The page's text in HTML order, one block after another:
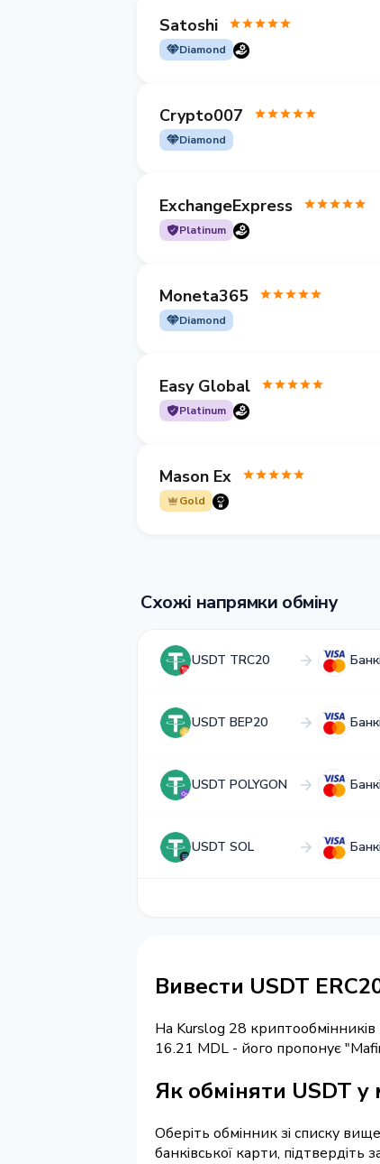
Satoshi
Diamond
Crypto007
Diamond
ExchangeExpress
Platinum
Moneta365
Diamond
Easy Global
Platinum
Mason Ex
Gold
Схожі напрямки обміну
USDT TRC20
USDT BEP20
USDT POLYGON
USDT SOL
Вивести USDT
На Kurslog 28
16.21 MDL - його пропонує
Як обміняти USDT
Оберіть обмінник зі списку
банківської карти,